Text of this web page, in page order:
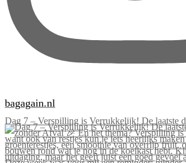
bagagain.nl
Dag 7 – Verspilling is Verrukkelijk! De laatste d